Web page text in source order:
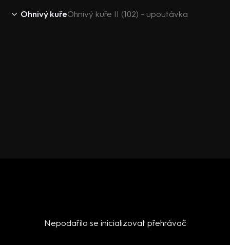
Ohnivý kuřeOhnivý kuře II (102) - upoutávka
Nepodařilo se inicializovat přehrávač